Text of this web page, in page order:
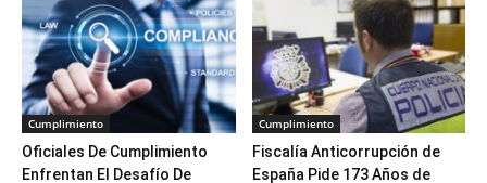
Cumplimiento
Oficiales De Cumplimiento
Enfrentan El Desafío De
Cumplimiento
Fiscalía Anticorrupción de
España Pide 173 Años de